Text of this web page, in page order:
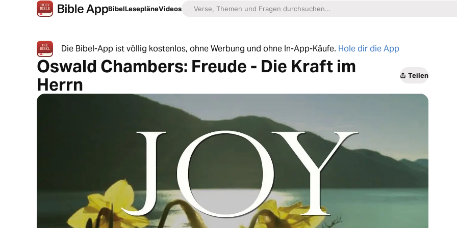
BibelLesepläneVideos
Die Bibel-App ist völlig kostenlos, ohne Werbung und ohne In-App-Käufe. Hole dir die App
Oswald Chambers: Freude - Die Kraft im
Herrn
Teilen